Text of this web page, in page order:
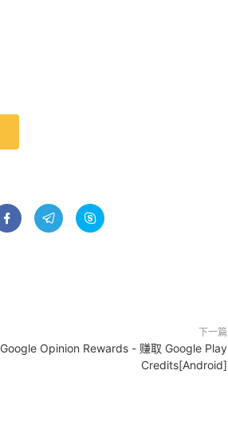
  
下一篇
Google Opinion Rewards - 赚取 Google Play
Credits[Android]